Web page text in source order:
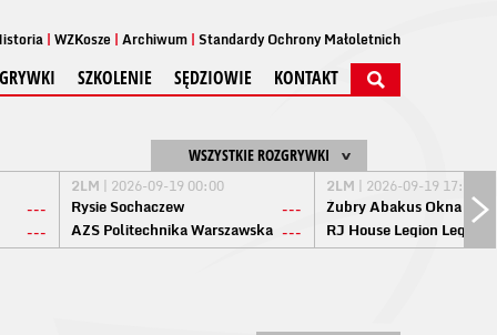
WZKosze Archiwum Standardy Ochrony Małoletnich
SZKOLENIE SĘDZIOWIE KONTAKT
WSZYSTKIE ROZGRYWKI
---
---
2LM | 2026-09-19 00:00
Rysie Sochaczew
---
AZS Politechnika Warszawska ---
2LM | 2026-09-19 17:00
Żubry Abakus Okna
RJ House Legion